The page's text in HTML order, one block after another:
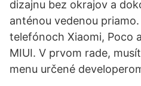
dizajnu bez okrajov a
anténou vedenou
telefónoch Xiaomi, Poco
MIUI. V prvom rade,
menu určené